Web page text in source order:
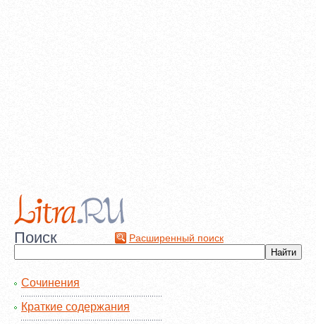
Поиск Расширенный поиск
Сочинения
Краткие содержания